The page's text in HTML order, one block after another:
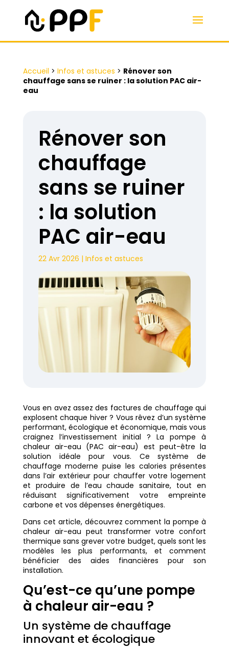
Accueil > Infos et astuces > Rénover son
chauffage sans se ruiner : la solution PAC air-
eau
Rénover son
chauffage
sans se ruiner
: la solution
PAC air-eau
22 Avr 2026 | Infos et astuces
Vous en avez assez des factures de chauffage qui
explosent chaque hiver ? Vous rêvez d’un système
performant, écologique et économique, mais vous
craignez l’investissement initial ? La pompe à
chaleur air-eau (PAC air-eau) est peut-être la
solution idéale pour vous. Ce système de
chauffage moderne puise les calories présentes
dans l’air extérieur pour chauffer votre logement
et produire de l’eau chaude sanitaire, tout en
réduisant significativement votre empreinte
carbone et vos dépenses énergétiques.
Dans cet article, découvrez comment la pompe à
chaleur air-eau peut transformer votre confort
thermique sans grever votre budget, quels sont les
modèles les plus performants, et comment
bénéficier des aides financières pour son
installation.
Qu’est-ce qu’une pompe
à chaleur air-eau ?
Un système de chauffage
innovant et écologique